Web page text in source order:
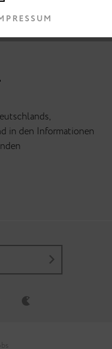
in den Informationen